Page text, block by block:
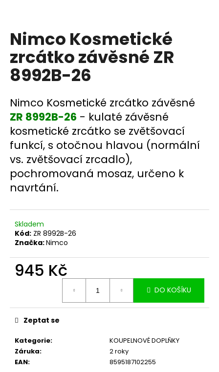
Nimco Kosmetické
zrcátko závěsné ZR
8992B-26
Nimco Kosmetické zrcátko závěsné
ZR 8992B-26 - kulaté závěsné
kosmetické zrcátko se zvětšovací
funkcí, s otočnou hlavou (normální
vs. zvětšovací zrcadlo),
pochromovaná mosaz, určeno k
navrtání.
Skladem
Kód: ZR 8992B-26
Značka:Nimco
945 Kč
DO KOŠÍKU
Kategorie:
KOUPELNOVÉ DOPLŇKY
Záruka:
2 roky
EAN: 8595187102255
Zeptat se
í
t
?
HLEDAT
D
o
p
o
u
č
u
m